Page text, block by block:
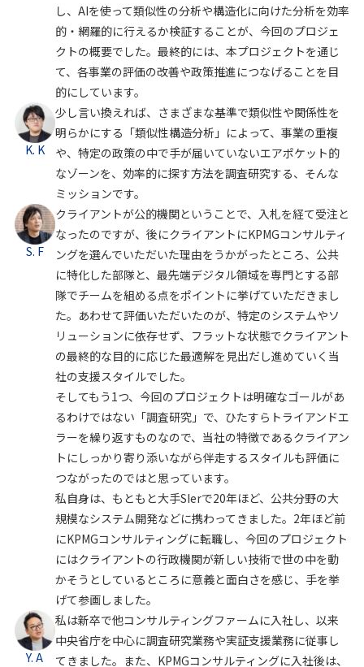
し、AIを使って類似性の分析や構造化に向けた分析を効率
的・網羅的に行えるか検証することが、今回のプロジェ
クトの概要でした。最終的には、本プロジェクトを通じ
て、各事業の評価の改善や政策推進につなげることを目
的にしています。
K. K
少し言い換えれば、さまざまな基準で類似性や関係性を
明らかにする「類似性構造分析」によって、事業の重複
や、特定の政策の中で手が届いていないエアポケット的
なゾーンを、効率的に探す方法を調査研究する、そんな
ミッションです。
S. F
クライアントが公的機関ということで、入札を経て受注と
なったのですが、後にクライアントにKPMGコンサルティ
ングを選んでいただいた理由をうかがったところ、公共
に特化した部隊と、最先端デジタル領域を専門とする部
隊でチームを組める点をポイントに挙げていただきまし
た。あわせて評価いただいたのが、特定のシステムやソ
リューションに依存せず、フラットな状態でクライアント
の最終的な目的に応じた最適解を見出だし進めていく当
社の支援スタイルでした。
そしてもう1つ、今回のプロジェクトは明確なゴールがあ
るわけではない「調査研究」で、ひたすらトライアンドエ
ラーを繰り返すものなので、当社の特徴であるクライアン
トにしっかり寄り添いながら伴走するスタイルも評価に
つながったのではと思っています。
私自身は、もともと大手SIerで20年ほど、公共分野の大
規模なシステム開発などに携わってきました。2年ほど前
にKPMGコンサルティングに転職し、今回のプロジェクト
にはクライアントの行政機関が新しい技術で世の中を動
かそうとしているところに意義と面白さを感じ、手を挙
げて参画しました。
Y. A
私は新卒で他コンサルティングファームに入社し、以来
中央省庁を中心に調査研究業務や実証支援業務に従事し
てきました。また、KPMGコンサルティングに入社後は、